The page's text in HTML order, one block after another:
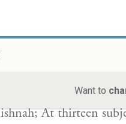
Want to
בֶּן מֵאָה כְּאִלּוּ מֵת
used to say: At five
At thirteen